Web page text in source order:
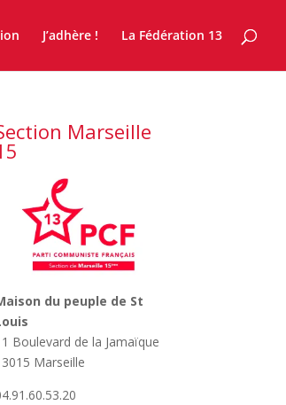
J’adhère ! La Fédération 13
Marseille
du peuple de St
Boulevard de la Jamaïque
Marseille